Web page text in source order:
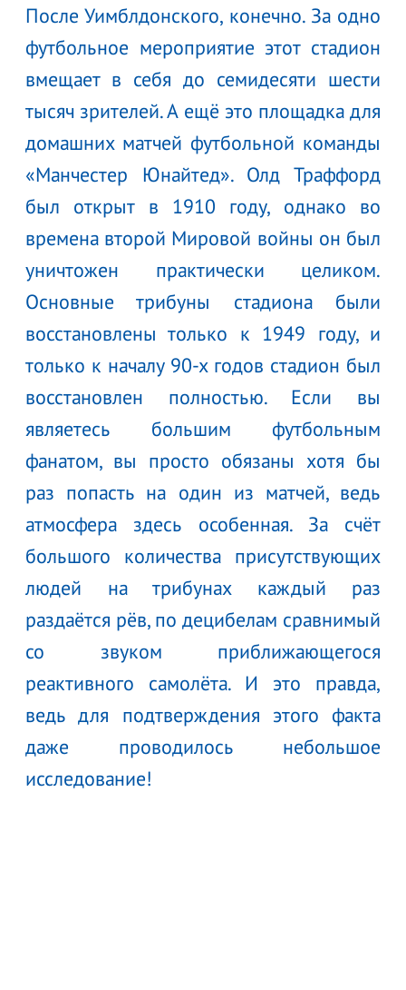
После Уимблдонского, конечно. За одно
футбольное мероприятие этот стадион
вмещает в себя до семидесяти шести
тысяч зрителей. А ещё это площадка для
домашних матчей футбольной команды
«Манчестер Юнайтед». Олд Траффорд
был открыт в 1910 году, однако во
времена второй Мировой войны он был
уничтожен практически целиком.
Основные трибуны стадиона были
восстановлены только к 1949 году, и
только к началу 90-х годов стадион был
восстановлен полностью. Если вы
являетесь большим футбольным
фанатом, вы просто обязаны хотя бы
раз попасть на один из матчей, ведь
атмосфера здесь особенная. За счёт
большого количества присутствующих
людей на трибунах каждый раз
раздаётся рёв, по децибелам сравнимый
со звуком приближающегося
реактивного самолёта. И это правда,
ведь для подтверждения этого факта
даже проводилось небольшое
исследование!